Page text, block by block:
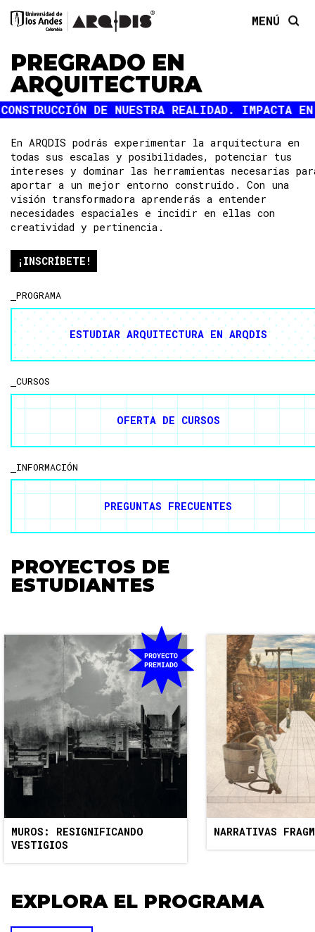
MENÚ
PROGRAMA
ESTUDIAR ARQUITECTURA EN ARQDIS
CURSOS
OFERTA DE CURSOS
INFORMACIÓN
PREGUNTAS FRECUENTES
PREGRADO EN
ARQUITECTURA
En ARQDIS podrás experimentar la arquitectura en
todas sus escalas y posibilidades, potenciar tus
intereses y dominar las herramientas necesarias
aportar a un mejor entorno construido. Con una
visión transformadora aprenderás a entender
necesidades espaciales e incidir en ellas con
creatividad y pertinencia.
¡INSCRÍBETE!
PROYECTOS DE
ESTUDIANTES
MUROS: RESIGNIFICANDO
VESTIGIOS
NARRATIVAS
EXPLORA EL PROGRAMA